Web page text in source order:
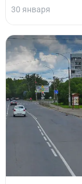
30 января